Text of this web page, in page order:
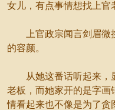
女儿，有点事情想找上官
上官政宗闻言剑眉微
的容颜。
从她这番话听起来，
老板，而她家开的是字画
情看起来也不像是为了贪